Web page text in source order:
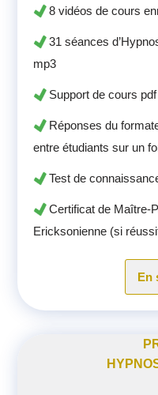
8 vidéos de cours
31 séances
mp3
Support de cours
Réponses du
entre étudiants sur un
Test de
Certificat de Maître-
Ericksonienne (si
En